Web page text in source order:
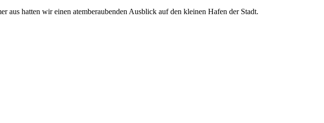
aus hatten wir einen atemberaubenden Ausblick auf den kleinen Hafen der Stadt.